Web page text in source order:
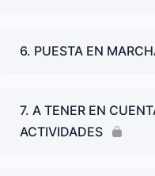
6. PUESTA EN
7. A TENER EN
ACTIVIDADES